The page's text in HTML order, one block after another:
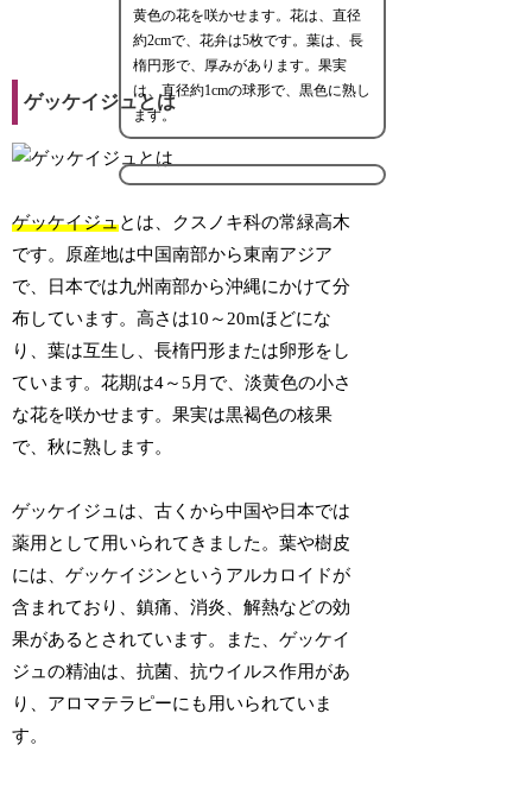
黄色の花を咲かせます。花は、直径
約2cmで、花弁は5枚です。葉は、長
楕円形で、厚みがあります。果実
は、直径約1cmの球形で、黒色に熟し
ます。
ゲッケイジュとは
ゲッケイジュとは、クスノキ科の常緑高木
です。原産地は中国南部から東南アジア
で、日本では九州南部から沖縄にかけて分
布しています。高さは10～20mほどにな
り、葉は互生し、長楕円形または卵形をし
ています。花期は4～5月で、淡黄色の小さ
な花を咲かせます。果実は黒褐色の核果
で、秋に熟します。
ゲッケイジュは、古くから中国や日本では
薬用として用いられてきました。葉や樹皮
には、ゲッケイジンというアルカロイドが
含まれており、鎮痛、消炎、解熱などの効
果があるとされています。また、ゲッケイ
ジュの精油は、抗菌、抗ウイルス作用があ
り、アロマテラピーにも用いられていま
す。